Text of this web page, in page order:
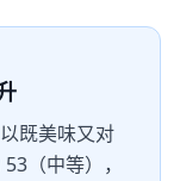
既美味又对
（中等），